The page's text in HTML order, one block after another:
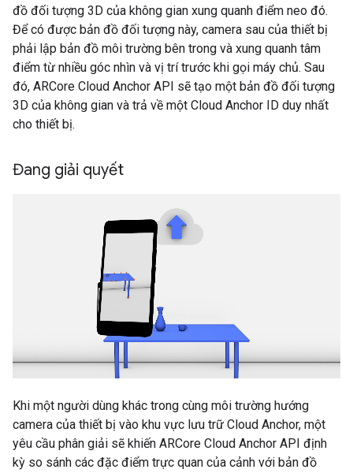
đồ đối tượng 3D của không gian xung quanh điểm neo đó.
Để có được bản đồ đối tượng này, camera sau của thiết bị
phải lập bản đồ môi trường bên trong và xung quanh tâm
điểm từ nhiều góc nhìn và vị trí trước khi gọi máy chủ. Sau
đó, ARCore Cloud Anchor API sẽ tạo một bản đồ đối tượng
3D của không gian và trả về một Cloud Anchor ID duy nhất
cho thiết bị.
Đang giải quyết
Khi một người dùng khác trong cùng môi trường hướng
camera của thiết bị vào khu vực lưu trữ Cloud Anchor, một
yêu cầu phân giải sẽ khiến ARCore Cloud Anchor API định
kỳ so sánh các đặc điểm trực quan của cảnh với bản đồ